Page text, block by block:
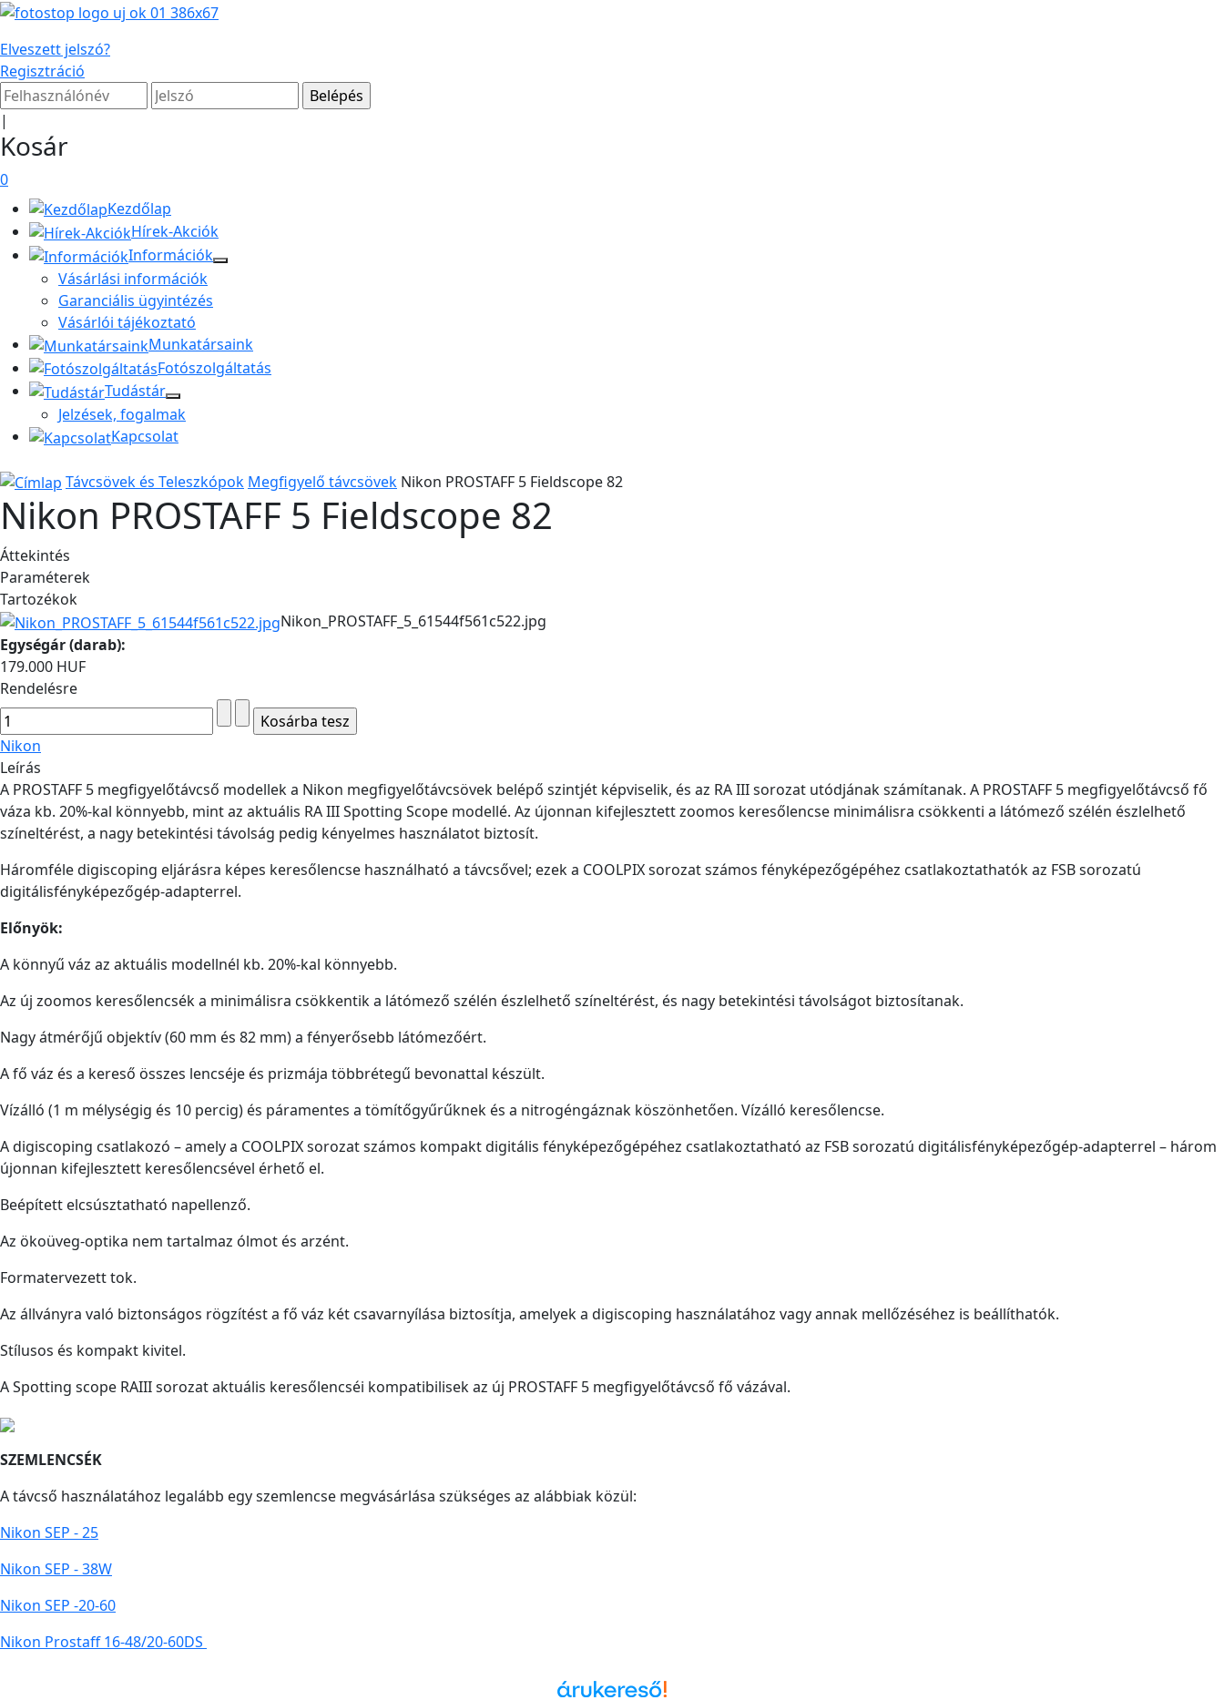
Elveszett jelszó?
Regisztráció
|
Kosár
0
Kezdőlap
Hírek-Akciók
Információk
Vásárlási információk
Garanciális ügyintézés
Vásárlói tájékoztató
Munkatársaink
Fotószolgáltatás
Tudástár
Jelzések, fogalmak
Kapcsolat
Távcsövek és Teleszkópok Megfigyelő távcsövek Nikon PROSTAFF 5 Fieldscope 82
Nikon PROSTAFF 5 Fieldscope 82
Áttekintés
Paraméterek
Tartozékok
Nikon_PROSTAFF_5_61544f561c522.jpg
Egységár (darab):
179.000 HUF
Rendelésre
Nikon
Leírás
A PROSTAFF 5 megfigyelőtávcső modellek a Nikon megfigyelőtávcsövek belépő szintjét képviselik, és az RA III sorozat utódjának számítanak. A PROSTAFF 5 megfigyelőtávcső fő
váza kb. 20%-kal könnyebb, mint az aktuális RA III Spotting Scope modellé. Az újonnan kifejlesztett zoomos keresőlencse minimálisra csökkenti a látómező szélén észlelhető
színeltérést, a nagy betekintési távolság pedig kényelmes használatot biztosít.
Háromféle digiscoping eljárásra képes keresőlencse használható a távcsővel; ezek a COOLPIX sorozat számos fényképezőgépéhez csatlakoztathatók az FSB sorozatú
digitálisfényképezőgép-adapterrel.
Előnyök:
A könnyű váz az aktuális modellnél kb. 20%-kal könnyebb.
Az új zoomos keresőlencsék a minimálisra csökkentik a látómező szélén észlelhető színeltérést, és nagy betekintési távolságot biztosítanak.
Nagy átmérőjű objektív (60 mm és 82 mm) a fényerősebb látómezőért.
A fő váz és a kereső összes lencséje és prizmája többrétegű bevonattal készült.
Vízálló (1 m mélységig és 10 percig) és páramentes a tömítőgyűrűknek és a nitrogéngáznak köszönhetően. Vízálló keresőlencse.
A digiscoping csatlakozó – amely a COOLPIX sorozat számos kompakt digitális fényképezőgépéhez csatlakoztatható az FSB sorozatú digitálisfényképezőgép-adapterrel – három
újonnan kifejlesztett keresőlencsével érhető el.
Beépített elcsúsztatható napellenző.
Az ökoüveg-optika nem tartalmaz ólmot és arzént.
Formatervezett tok.
Az állványra való biztonságos rögzítést a fő váz két csavarnyílása biztosítja, amelyek a digiscoping használatához vagy annak mellőzéséhez is beállíthatók.
Stílusos és kompakt kivitel.
A Spotting scope RAIII sorozat aktuális keresőlencséi kompatibilisek az új PROSTAFF 5 megfigyelőtávcső fő vázával.
SZEMLENCSÉK
A távcső használatához legalább egy szemlencse megvásárlása szükséges az alábbiak közül:
Nikon SEP - 25
Nikon SEP - 38W
Nikon SEP -20-60
Nikon Prostaff 16-48/20-60DS